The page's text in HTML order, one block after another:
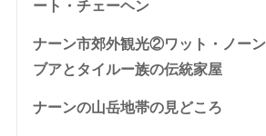
ート・チェーヘン
ナーン市郊外観光②ワット・ノーン
ブアとタイルー族の伝統家屋
ナーンの山岳地帯の見どころ